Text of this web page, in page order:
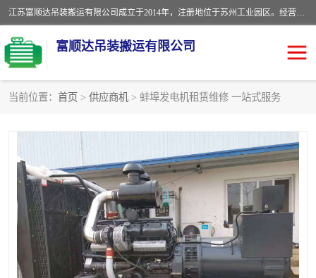
江苏富顺达吊装搬运有限公司成立于2014年，注册地位于苏州工业园区。经营范围包括起重吊装、搬运装卸服务；叉车、吊车租赁；水电安装；机电工程施工及维护；机电设备安装；家政服务、保洁服务。苏州搬运公司，苏州叉车出租，苏州吊车出租，苏州工厂设备搬运，专业设备吊装服务。
富顺达吊装搬运有限公司
当前位置： 首页 > 供应商机 > 蚌埠发电机租赁维修 一站式服务
工厂搬迁公司 设备包装
设备定位移位 起重吊装
设备搬运 吊装公司
工厂设备搬运 专业设备吊装服务